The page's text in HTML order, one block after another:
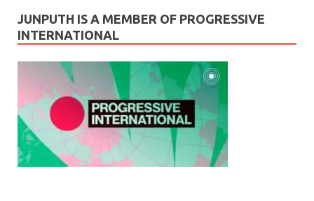
JUNPUTH IS A MEMBER OF PROGRESSIVE
INTERNATIONAL